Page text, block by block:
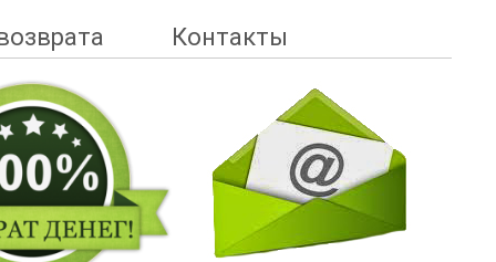
Контакты